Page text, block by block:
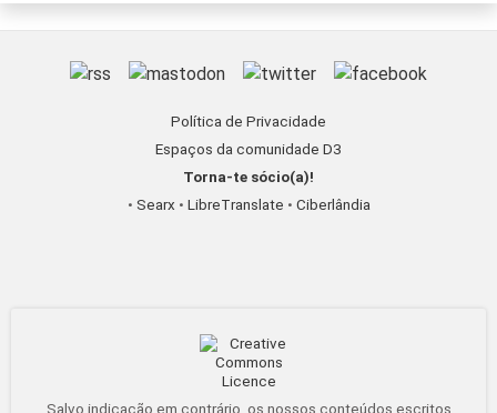
Política de Privacidade
Espaços da comunidade D3
Torna-te sócio(a)!
• Searx • LibreTranslate • Ciberlândia
Salvo indicação em contrário, os nossos conteúdos escritos